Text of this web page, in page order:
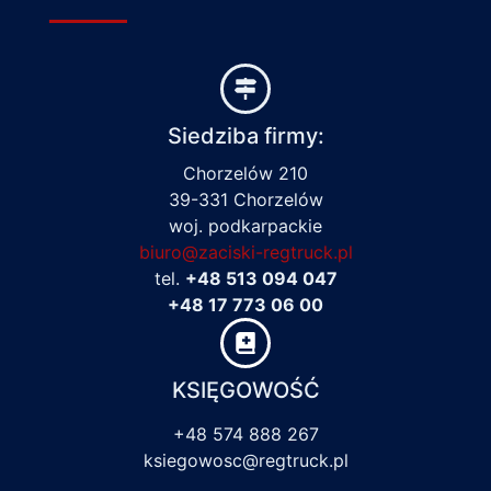
Siedziba firmy:
Chorzelów 210
39-331 Chorzelów
woj. podkarpackie
biuro@zaciski-regtruck.pl
tel. +48 513 094 047
+48 17 773 06 00
KSIĘGOWOŚĆ
+48 574 888 267
ksiegowosc@regtruck.pl